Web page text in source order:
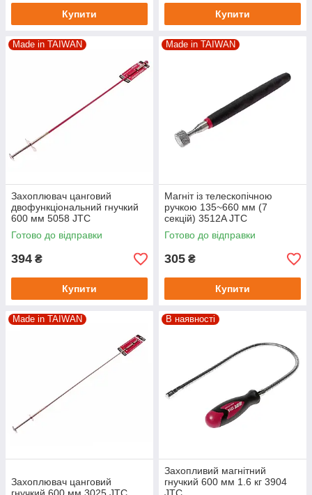
Купити Купити
Made in TAIWAN
Захоплювач цанговий
двофункціональний гнучкий
600 мм 5058 JTC
Готово до відправки
394 ₴
Купити
Made in TAIWAN
Магніт із телескопічною
ручкою 135~660 мм (7
секцій) 3512A JTC
Готово до відправки
305 ₴
Купити
Made in TAIWAN
Захоплювач цанговий
В наявності
Захопливий магнітний
гнучкий 600 мм 1.6 кг 3904